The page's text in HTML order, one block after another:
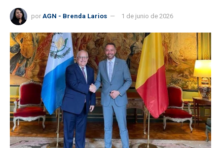
por AGN - Brenda Larios 1 de junio de 2026